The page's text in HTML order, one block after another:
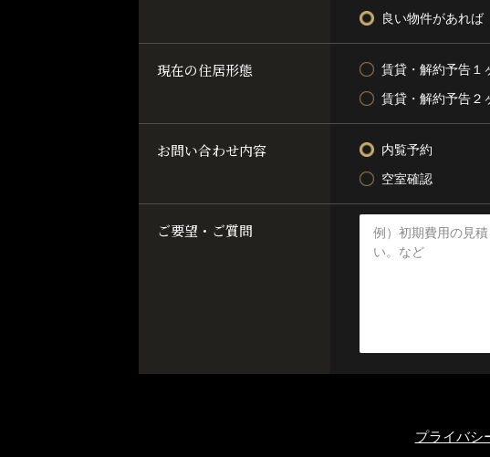
良い物件があれば
現在の住居形態 賃貸・解約予告１
賃貸・解約予告２
お問い合わせ内容 内覧予約
空室確認
ご要望・ご質問
プライバシ